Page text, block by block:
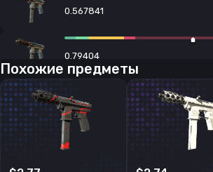
0.567841
0.79404
0.893066
0.624133
Похожие предметы